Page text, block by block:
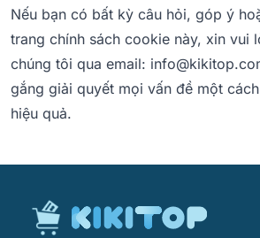
Nếu bạn có bất kỳ câu hỏi, góp ý
trang chính sách cookie này, xin vui
chúng tôi qua email:
gắng giải quyết mọi vấn đề một
hiệu quả.